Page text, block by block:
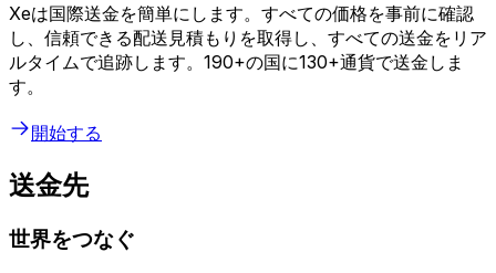
Xeは国際送金を簡単にします。すべての価格を事前に確認
し、信頼できる配送見積もりを取得し、すべての送金をリア
ルタイムで追跡します。190+の国に130+通貨で送金しま
す。
開始する
送金先
世界をつなぐ